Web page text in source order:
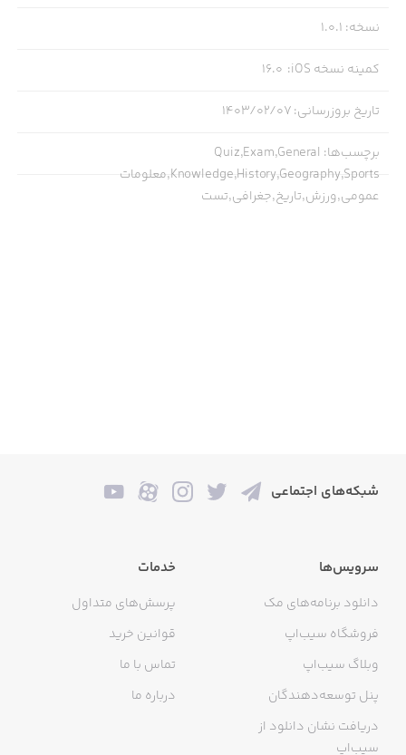
نسخه:
1.0.1
کمینه نسخه iOS :
16.0
تاریخ بروزرسانی:۱۴۰۳/۰۲/۰۷
برچسب‌ها:
Quiz,Exam,General
Knowledge,History,Geography,Sports,معلومات
عمومی,ورزش,تاریخ,جغرافی,تست
شبکه‌های اجتماعی
سرویس‌ها
دانلود برنامه‌های مک
فروشگاه سیب‌اپ
وبلاگ سیب‌اپ
پنل توسعه‌دهندگان
دریافت نشان دانلود از
سیب‌اپ
خدمات
پرسش‌های متداول
قوانین خرید
تماس با ما
درباره ما